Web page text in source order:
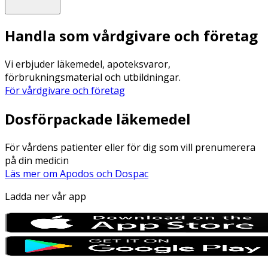
Handla som vårdgivare och företag
Vi erbjuder läkemedel, apoteksvaror,
förbrukningsmaterial och utbildningar.
För vårdgivare och företag
Dosförpackade läkemedel
För vårdens patienter eller för dig som vill prenumerera
på din medicin
Läs mer om Apodos och Dospac
Ladda ner vår app